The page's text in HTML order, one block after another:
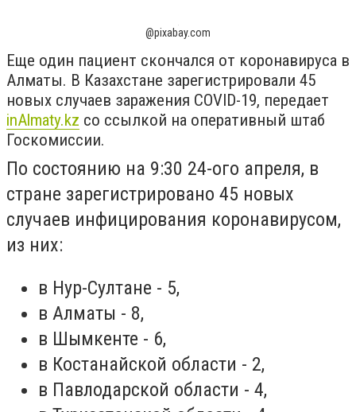
@pixabay.com
Еще один пациент скончался от коронавируса в
Алматы. В Казахстане зарегистрировали 45
новых случаев заражения COVID-19, передает
inAlmaty.kz со ссылкой на оперативный штаб
Госкомиссии.
По состоянию на 9:30 24-ого апреля, в
стране зарегистрировано 45 новых
случаев инфицирования коронавирусом,
из них:
в Нур-Султане - 5,
в Алматы - 8,
в Шымкенте - 6,
в Костанайской области - 2,
в Павлодарской области - 4,